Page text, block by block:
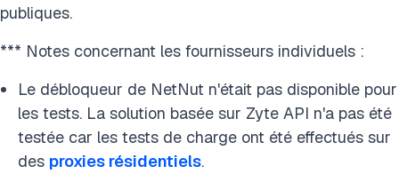
publiques.
*** Notes concernant les fournisseurs individuels :
Le débloqueur de NetNut n'était pas disponible pour
les tests. La solution basée sur Zyte API n'a pas été
testée car les tests de charge ont été effectués sur
des proxies résidentiels.